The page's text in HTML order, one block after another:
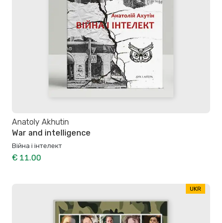
Anatoly Akhutin
War and intelligence
Війна і інтелект
€ 11.00
UKR